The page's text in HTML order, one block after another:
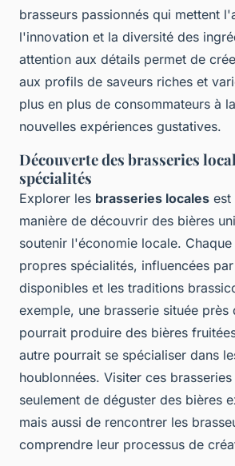
brasseurs passionnés qui mettent
l'innovation et la diversité des
attention aux détails permet de
aux profils de saveurs riches et
plus en plus de consommateurs à
nouvelles expériences gustatives.
Découverte des brasseries
spécialités
Explorer les brasseries locales est
manière de découvrir des bières
soutenir l'économie locale.
propres spécialités, influencées
disponibles et les traditions
exemple, une brasserie située près
pourrait produire des bières
autre pourrait se spécialiser dans
houblonnées. Visiter ces
seulement de déguster des bières
mais aussi de rencontrer les
comprendre leur processus de